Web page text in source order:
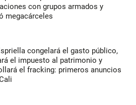
con grupos armados y
megacárceles
congelará el gasto público,
el impuesto al patrimonio y
el fracking: primeros anuncios